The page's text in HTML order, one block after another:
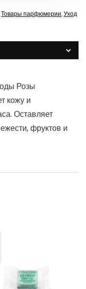
Товары парфюмерии,Уход
Розы
кожу и
Оставляет
фруктов и